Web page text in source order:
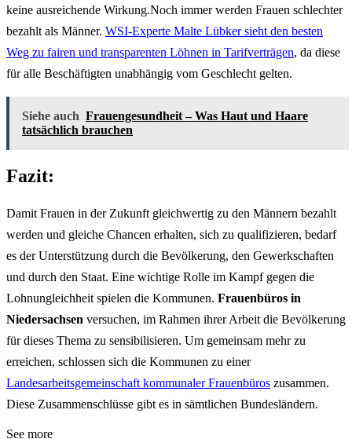
keine ausreichende Wirkung.Noch immer werden Frauen schlechter
bezahlt als Männer. WSI-Experte Malte Lübker sieht den besten
Weg zu fairen und transparenten Löhnen in Tarifverträgen, da diese
für alle Beschäftigten unabhängig vom Geschlecht gelten.
Siehe auch Frauengesundheit – Was Haut und Haare
tatsächlich brauchen
Fazit:
Damit Frauen in der Zukunft gleichwertig zu den Männern bezahlt
werden und gleiche Chancen erhalten, sich zu qualifizieren, bedarf
es der Unterstützung durch die Bevölkerung, den Gewerkschaften
und durch den Staat. Eine wichtige Rolle im Kampf gegen die
Lohnungleichheit spielen die Kommunen. Frauenbüros in
Niedersachsen versuchen, im Rahmen ihrer Arbeit die Bevölkerung
für dieses Thema zu sensibilisieren. Um gemeinsam mehr zu
erreichen, schlossen sich die Kommunen zu einer
Landesarbeitsgemeinschaft kommunaler Frauenbüros zusammen.
Diese Zusammenschlüsse gibt es in sämtlichen Bundesländern.
See more